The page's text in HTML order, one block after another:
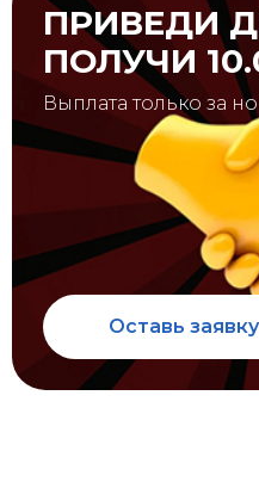
ПРИВЕДИ
ПОЛУЧИ
Выплата только за
Оставь заявку